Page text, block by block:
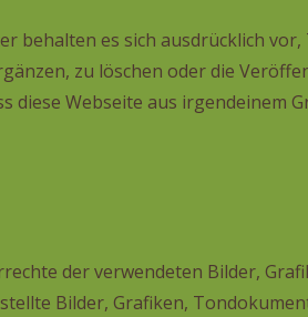
behalten es sich ausdrücklich
zu löschen oder die
diese Webseite aus irgendeinem
der verwendeten Bilder,
Bilder, Grafiken,